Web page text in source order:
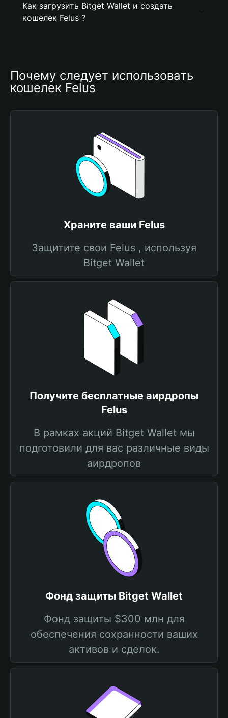
Как загрузить Bitget Wallet и создать
кошелек Felus ?
Почему следует использовать
кошелек Felus
Храните ваши Felus
Защитите свои Felus , используя
Bitget Wallet
Получите бесплатные аирдропы
Felus
В рамках акций Bitget Wallet мы
подготовили для вас различные виды
аирдропов
Фонд защиты Bitget Wallet
Фонд защиты $300 млн для
обеспечения сохранности ваших
активов и сделок.